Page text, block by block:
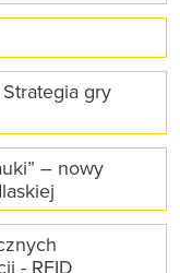
gry
– nowy
- RFID